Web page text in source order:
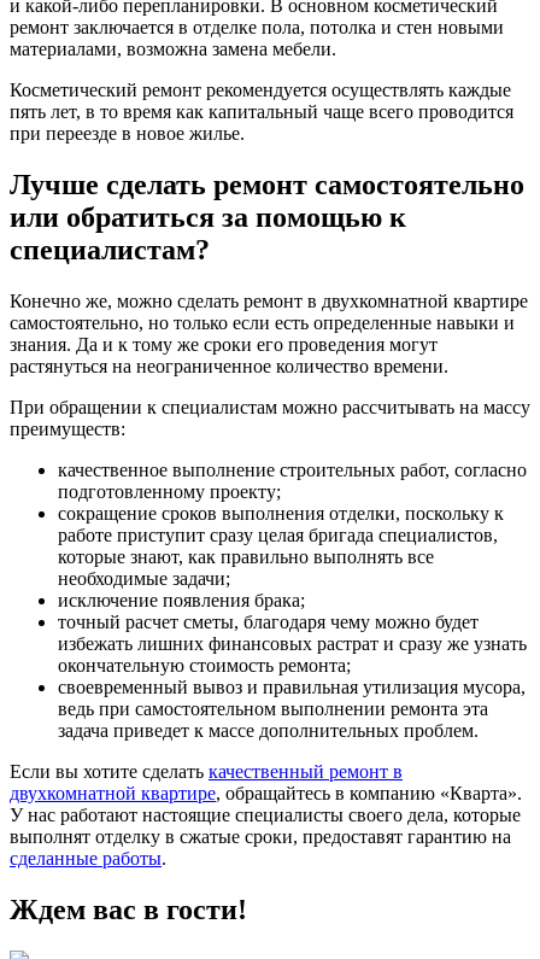
и какой-либо перепланировки. В основном косметический
ремонт заключается в отделке пола, потолка и стен новыми
материалами, возможна замена мебели.
Косметический ремонт рекомендуется осуществлять каждые
пять лет, в то время как капитальный чаще всего проводится
при переезде в новое жилье.
Лучше сделать ремонт самостоятельно
или обратиться за помощью к
специалистам?
Конечно же, можно сделать ремонт в двухкомнатной квартире
самостоятельно, но только если есть определенные навыки и
знания. Да и к тому же сроки его проведения могут
растянуться на неограниченное количество времени.
При обращении к специалистам можно рассчитывать на массу
преимуществ:
качественное выполнение строительных работ, согласно
подготовленному проекту;
сокращение сроков выполнения отделки, поскольку к
работе приступит сразу целая бригада специалистов,
которые знают, как правильно выполнять все
необходимые задачи;
исключение появления брака;
точный расчет сметы, благодаря чему можно будет
избежать лишних финансовых растрат и сразу же узнать
окончательную стоимость ремонта;
своевременный вывоз и правильная утилизация мусора,
ведь при самостоятельном выполнении ремонта эта
задача приведет к массе дополнительных проблем.
Если вы хотите сделать качественный ремонт в
двухкомнатной квартире, обращайтесь в компанию «Кварта».
У нас работают настоящие специалисты своего дела, которые
выполнят отделку в сжатые сроки, предоставят гарантию на
сделанные работы.
Ждем вас в гости!